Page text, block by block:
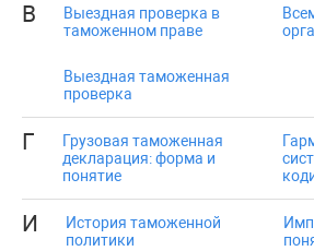
В
Выездная проверка в
таможенном праве
Выездная таможенная
проверка
Г
Грузовая таможенная
декларация: форма и
понятие
И
История таможенной
политики